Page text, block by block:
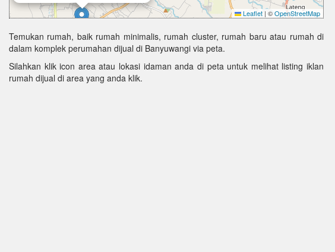
Leaflet | ©OpenStreetMap
Temukan rumah, baik rumah minimalis, rumah cluster, rumah baru atau rumah di
dalam komplek perumahan dijual di Banyuwangi via peta.
Silahkan klik icon area atau lokasi idaman anda di peta untuk melihat listing iklan
rumah dijual di area yang anda klik.